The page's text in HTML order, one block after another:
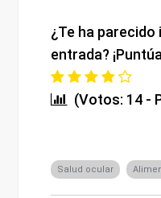
¿Te ha
entrada?
(Votos: 14 -
Salud ocular